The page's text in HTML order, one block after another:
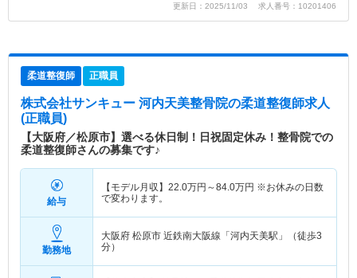
更新日：2025/11/03 求人番号：10201406
柔道整復師 正職員
株式会社サンキュー 河内天美整骨院の柔道整復師求人
(正職員)
【大阪府／松原市】選べる休日制！日祝固定休み！整骨院での
柔道整復師さんの募集です♪
給与
【モデル月収】 22.0万円～84.0万円 ※お休みの日数
で変わります。
勤務地
大阪府 松原市 近鉄南大阪線「河内天美駅」（徒歩3
分）